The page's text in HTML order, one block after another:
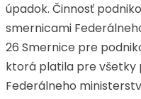
úpadok. Činnosť
smernicami
26 Smernice pre
ktorá platila pre všetky
Federálneho